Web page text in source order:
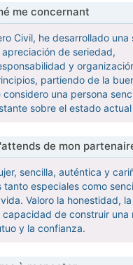
me concernant
Civil, he desarrollado
de seriedad,
y
partiendo de la
considero una persona
sobre el estado
de mon
sencilla, auténtica y
tanto especiales como
Valoro la honestidad,
capacidad de construir una
y la confianza.